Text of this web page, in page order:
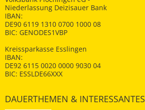
Niederlassung Deizisauer Bank
IBAN:
DE90 6119 1310 0700 1000 08
BIC: GENODES1VBP
Kreissparkasse Esslingen
IBAN:
DE92 6115 0020 0000 9030 04
BIC: ESSLDE66XXX
DAUERTHEMEN & INTERESSANTES